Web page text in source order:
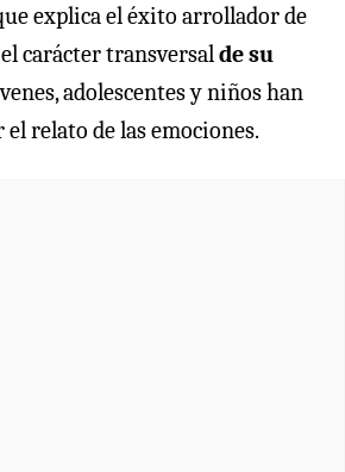
explica el éxito arrollador de
carácter transversal de su
adolescentes y niños han
relato de las emociones.